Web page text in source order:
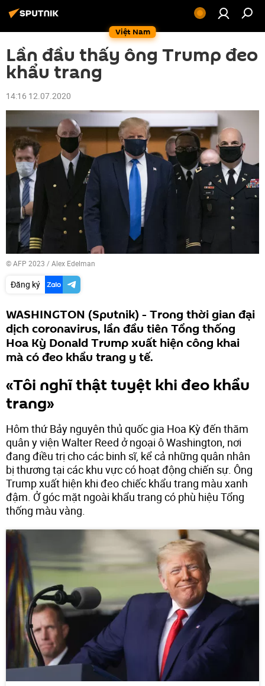
Việt Nam
Lần đầu thấy ông Trump đeo
khẩu trang
14:16 12.07.2020
© AFP 2023 / Alex Edelman
Đăng ký
WASHINGTON (Sputnik) - Trong thời gian đại
dịch coronavirus, lần đầu tiên Tổng thống
Hoa Kỳ Donald Trump xuất hiện công khai
mà có đeo khẩu trang y tế.
«Tôi nghĩ thật tuyệt khi đeo khẩu
trang»
Hôm thứ Bảy nguyên thủ quốc gia Hoa Kỳ đến thăm
quân y viện Walter Reed ở ngoại ô Washington, nơi
đang điều trị cho các binh sĩ, kể cả những quân nhân
bị thương tại các khu vực có hoạt động chiến sự. Ông
Trump xuất hiện khi đeo chiếc khẩu trang màu xanh
đậm. Ở góc mặt ngoài khẩu trang có phù hiệu Tổng
thống màu vàng.